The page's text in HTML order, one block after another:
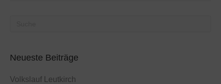
Neueste Beiträge
Volkslauf Leutkirch